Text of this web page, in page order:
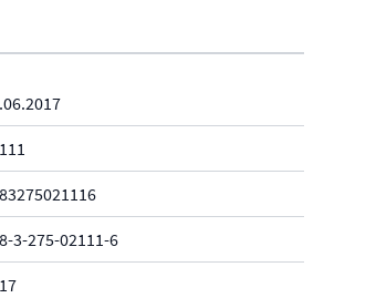
3-275-02111-6